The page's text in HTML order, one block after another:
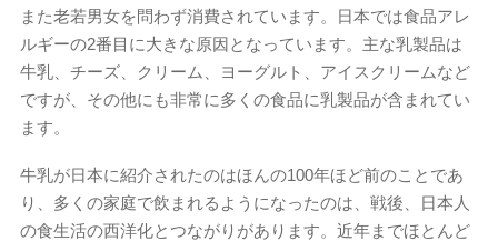
また老若男女を問わず消費されています。日本では食品アレ
ルギーの2番目に大きな原因となっています。主な乳製品は
牛乳、チーズ、クリーム、ヨーグルト、アイスクリームなど
ですが、その他にも非常に多くの食品に乳製品が含まれてい
ます。
牛乳が日本に紹介されたのはほんの100年ほど前のことであ
り、多くの家庭で飲まれるようになったのは、戦後、日本人
の食生活の西洋化とつながりがあります。近年までほとんど